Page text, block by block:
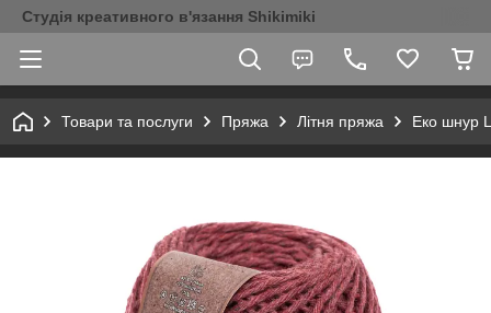
Студія креативного в'язання Shikimiki
Товари та послуги Пряжа Літня пряжа Еко шнур